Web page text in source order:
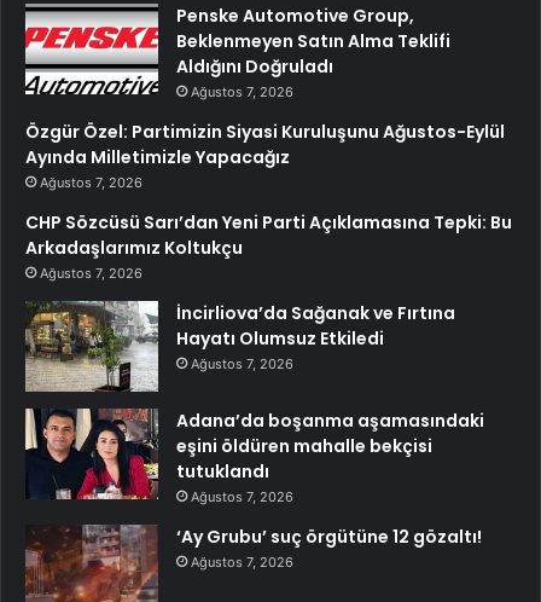
Penske Automotive Group,
Beklenmeyen Satın Alma Teklifi
Aldığını Doğruladı
Ağustos 7, 2026
Özgür Özel: Partimizin Siyasi Kuruluşunu Ağustos-Eylül
Ayında Milletimizle Yapacağız
Ağustos 7, 2026
CHP Sözcüsü Sarı’dan Yeni Parti Açıklamasına Tepki: Bu
Arkadaşlarımız Koltukçu
Ağustos 7, 2026
İncirliova’da Sağanak ve Fırtına
Hayatı Olumsuz Etkiledi
Ağustos 7, 2026
Adana’da boşanma aşamasındaki
eşini öldüren mahalle bekçisi
tutuklandı
Ağustos 7, 2026
‘Ay Grubu’ suç örgütüne 12 gözaltı!
Ağustos 7, 2026